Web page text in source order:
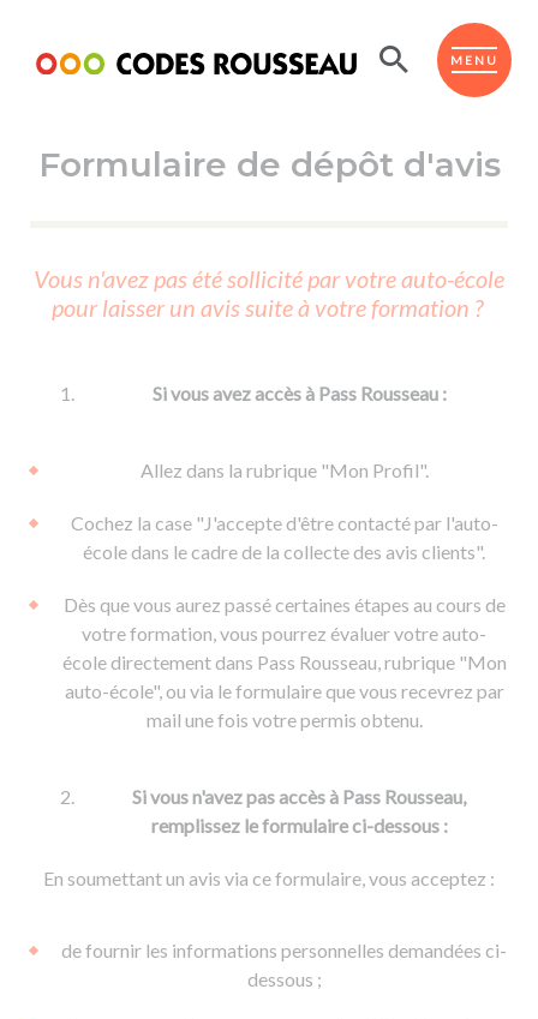
MENU
ESPACE ÉLÈVE
Code de la route
Passer l'ASSR
Réviser le code
Passer l'ETM
Permis voiture
Permis remorque
Permis & handicap
d'apprentissage
De la conduite en voiture
De la conduite à moto
Voir tous les supports
Formations pro.
Permis poids lourd
Formation FCO
Formation CACES
Devenir enseignant de la conduite
Ressources
Formulaire de dépôt d'avis
Vous n'avez pas été sollicité par votre auto-école
pour laisser un avis suite à votre formation ?
Si vous avez accès à Pass Rousseau :
Allez dans la rubrique "Mon Profil".
Cochez la case "J'accepte d'être contacté par l'auto-
école dans le cadre de la collecte des avis clients".
Dès que vous aurez passé certaines étapes au cours de
votre formation, vous pourrez évaluer votre auto-
école directement dans Pass Rousseau, rubrique "Mon
auto-école", ou via le formulaire que vous recevrez par
mail une fois votre permis obtenu.
Si vous n'avez pas accès à Pass Rousseau,
remplissez le formulaire ci-dessous :
En soumettant un avis via ce formulaire, vous acceptez :
de fournir les informations personnelles demandées ci-
dessous ;